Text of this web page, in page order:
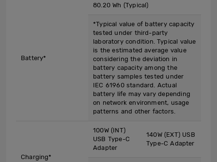
Battery*
80.20 Wh (Typical)
*Typical value of battery capacity
tested under third-party
laboratory condition. Typical value
is the estimated average value
considering the deviation in
battery capacity among the
battery samples tested under
IEC 61960 standard. Actual
battery life may vary depending
on network environment, usage
patterns and other factors.
Charging*
100W (INT)
USB Type-C
Adapter
140W (EXT) USB
Type-C Adapter